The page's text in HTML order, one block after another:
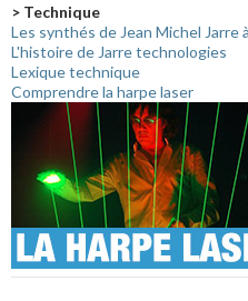
> Technique
Les synthés de Jean Michel Jarre
L'histoire de Jarre technologies
Lexique technique
Comprendre la harpe laser